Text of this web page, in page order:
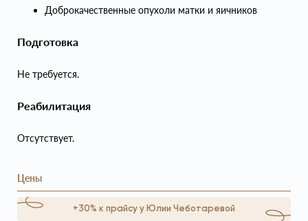
Доброкачественные опухоли матки и яичников
Подготовка
Не требуется.
Реабилитация
Отсутствует.
Цены
+30% к прайсу у Юлии Чеботаревой